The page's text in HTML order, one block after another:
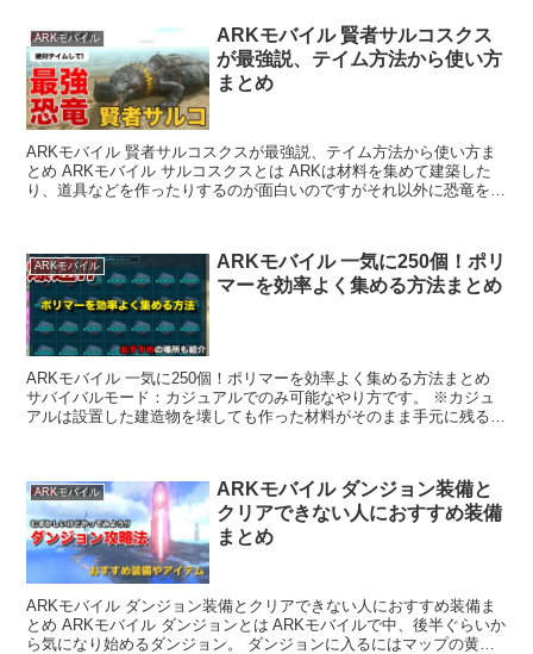
ARKモバイル
ARKモバイル 賢者サルコスクス
が最強説、テイム方法から使い方
まとめ
ARKモバイル 賢者サルコスクスが最強説、テイム方法から使い方ま
とめ ARKモバイル サルコスクスとは ARKは材料を集めて建築した
り、道具などを作ったりするのが面白いのですがそれ以外に恐竜をテ
ARKモバイル
ARKモバイル 一気に250個！ポリ
マーを効率よく集める方法まとめ
ARKモバイル 一気に250個！ポリマーを効率よく集める方法まとめ
サバイバルモード：カジュアルでのみ可能なやり方です。 ※カジュ
アルは設置した建造物を壊しても作った材料がそのまま手元に残るた
ARKモバイル
ARKモバイル ダンジョン装備と
クリアできない人におすすめ装備
まとめ
ARKモバイル ダンジョン装備とクリアできない人におすすめ装備ま
とめ ARKモバイル ダンジョンとは ARKモバイルで中、後半ぐらいか
ら気になり始めるダンジョン。 ダンジョンに入るにはマップの黄色